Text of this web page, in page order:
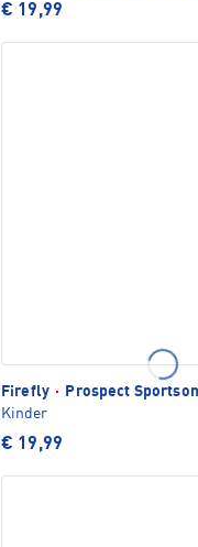
€ 19,99
Firefly ·
Prospect
Kinder
€ 19,99